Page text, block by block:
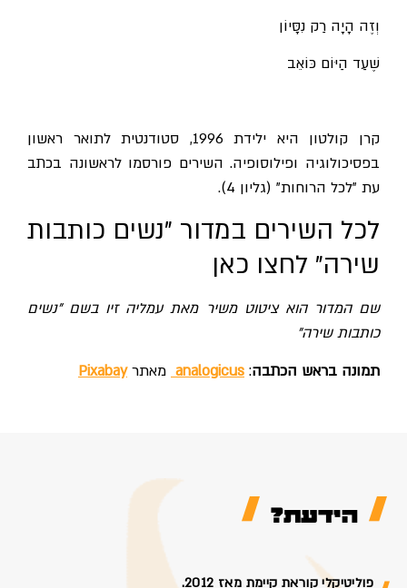
וְזֶה הָיָה רַק נִסָּיוֹן
שֶׁעַד הַיּוֹם כּוֹאֵב
קרן קולטון היא ילידת 1996, סטודנטית לתואר ראשון
בפסיכולוגיה ופילוסופיה. השירים פורסמו לראשונה בכתב
עת "לכל הרוחות" (גליון 4).
לכל השירים במדור "נשים כותבות
שירה" לחצו כאן
שם המדור הוא ציטוט משיר מאת עמליה זיו בשם "נשים
כותבות שירה"
תמונה בראש הכתבה:
analogicus מאתרPixabay
הידעת?
פוליטיקלי קוראת קיימת מאז 2012.